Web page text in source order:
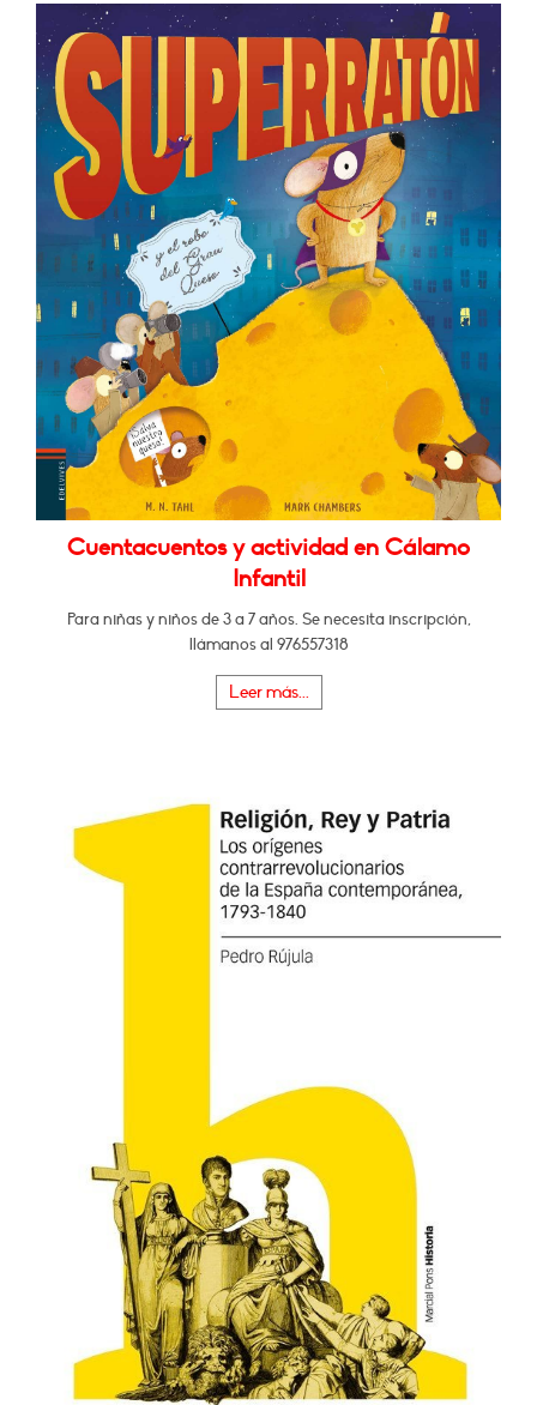
Cuentacuentos y actividad en Cálamo
Infantil
Para niñas y niños de 3 a 7 años. Se necesita inscripción,
llámanos al 976557318
Leer más...